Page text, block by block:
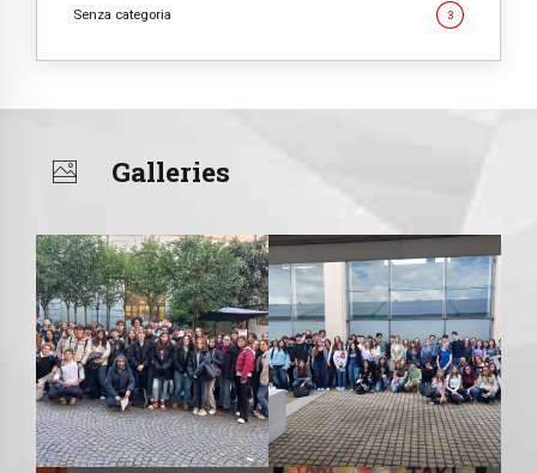
Senza categoria 3
Galleries